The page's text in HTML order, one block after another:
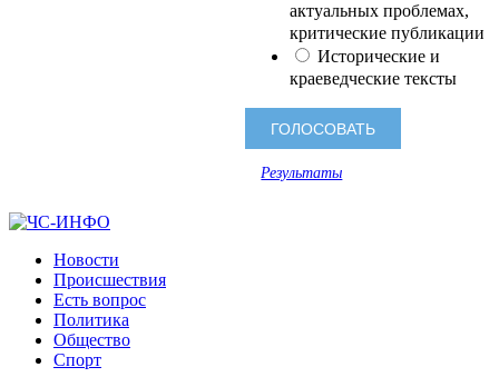
актуальных проблемах,
критические публикации
Исторические и
краеведческие тексты
Результаты
Новости
Происшествия
Есть вопрос
Политика
Общество
Спорт